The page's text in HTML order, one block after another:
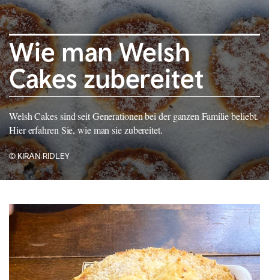
Wie man Welsh
Cakes zubereitet
Welsh Cakes sind seit Generationen bei der ganzen Familie beliebt.
Hier erfahren Sie, wie man sie zubereitet.
© KIRAN RIDLEY